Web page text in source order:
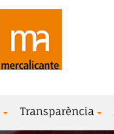
Transparència